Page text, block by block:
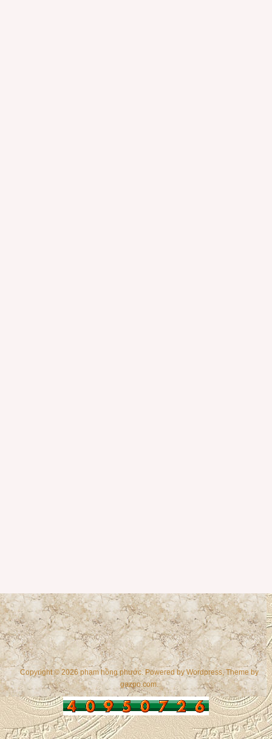
Copyright © 2026 phạm hồng phước. Powered byWordpress, Theme by
gazpo.com.